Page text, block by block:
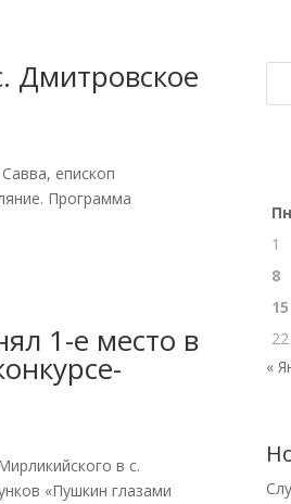
Дмитровское
епископ
Программа
1-е место в
в с.
«Пушкин глазами
Пн
1
8
15
22
«